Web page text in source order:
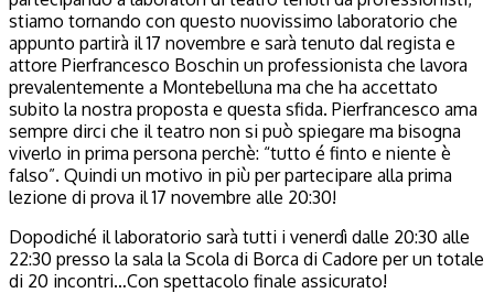
stiamo tornando con questo nuovissimo laboratorio che
appunto partirà il 17 novembre e sarà tenuto dal regista e
attore Pierfrancesco Boschin un professionista che lavora
prevalentemente a Montebelluna ma che ha accettato
subito la nostra proposta e questa sfida. Pierfrancesco ama
sempre dirci che il teatro non si può spiegare ma bisogna
viverlo in prima persona perchè: “tutto é finto e niente è
falso”. Quindi un motivo in più per partecipare alla prima
lezione di prova il 17 novembre alle 20:30!
Dopodiché il laboratorio sarà tutti i venerdì dalle 20:30 alle
22:30 presso la sala la Scola di Borca di Cadore per un totale
di 20 incontri…Con spettacolo finale assicurato!